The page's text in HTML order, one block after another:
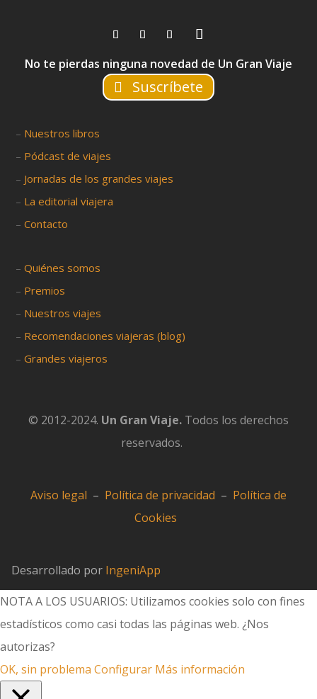
No te pierdas ninguna novedad de Un Gran Viaje
Suscríbete
– Nuestros libros
– Pódcast de viajes
– Jornadas de los grandes viajes
– La editorial viajera
–Contacto
–Quiénes somos
– Premios
– Nuestros viajes
– Recomendaciones viajeras (blog)
–Grandes viajeros
© 2012-2024. Un Gran Viaje. Todos los derechos
reservados.
Aviso legal – Política de privacidad – Política de
Cookies
Desarrollado por IngeniApp
NOTA A LOS USUARIOS: Utilizamos cookies solo con fines
estadísticos como casi todas las páginas web. ¿Nos
autorizas?
OK, sin problema Configurar Más información